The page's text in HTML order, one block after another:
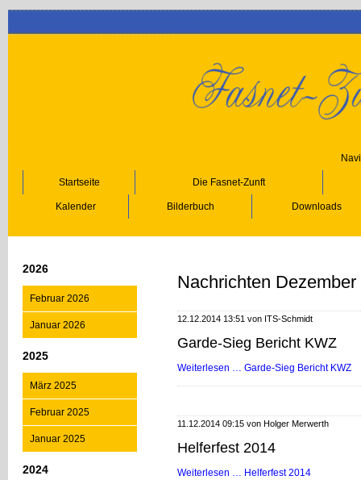
Startseite Die Fasnet-Zunft
Kalender Bilderbuch Downloads
2026
Februar 2026
Januar 2026
2025
März 2025
Februar 2025
Januar 2025
2024
Nachrichten Dezember
12.12.2014 13:51 von ITS-Schmidt
Garde-Sieg Bericht KWZ
Weiterlesen … Garde-Sieg Bericht KWZ
11.12.2014 09:15 von Holger Merwerth
Helferfest 2014
Weiterlesen … Helferfest 2014